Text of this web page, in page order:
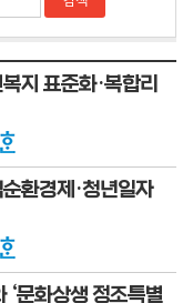
지 표준화·복합리
환경제·청년일자
‘문화상생 정조특별